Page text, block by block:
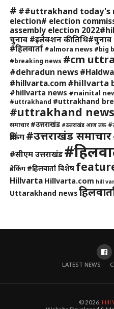
# ##uttrakhand today's
election# election
assembly election
चुनाव #इलेक्शन की
#हिलवार्ता #almora news #big
#breaking news #cm
#dehradun news
#hillvarta.com #hillvarta
#hillvarta news #nainital
#uttrakhand #uttrakhand
#uttrakhand news
समाचार #उत्तराखंड #उत्तराखंड आज तक
ब्रेकिंग#उत्तराखंड समाचार
#सीएम उत्तराखंड
ब्रेकिंग #हिलवार्ता विशेष
Hillvarta Hillvarta.com hill
Uttarakhand news
LATEST NEWS
© 2026, Hill